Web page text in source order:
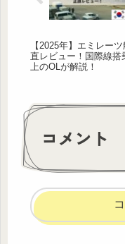
【2025年】エミレー
直レビュー！国際線搭
上のOLが解説！
コメント